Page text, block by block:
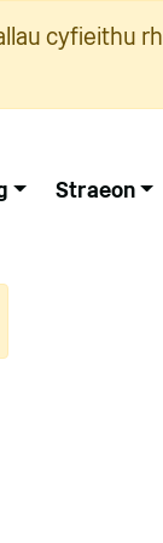
cyfieithu
Straeon